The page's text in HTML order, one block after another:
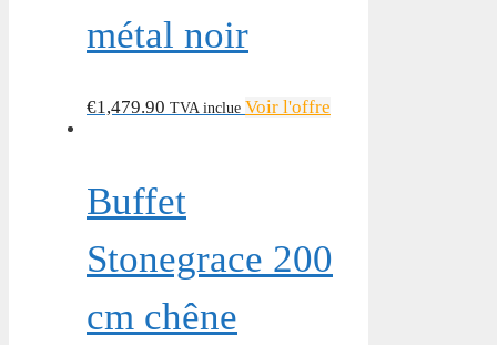
métal noir
€1,479.90 TVA inclue Voir l'offre
Buffet
Stonegrace 200
cm chêne